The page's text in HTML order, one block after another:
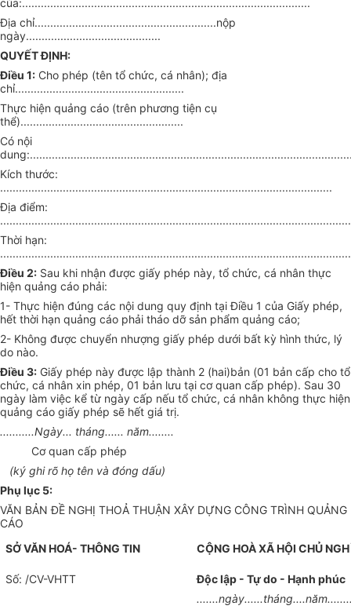
của:............................................................................................
Địa chỉ..........................................................nộp
ngày...........................................
QUYẾT ĐỊNH:
Điều 1: Cho phép (tên tổ chức, cá nhân); địa
chỉ......................................................
Thực hiện quảng cáo (trên phương tiện cụ
thể)....................................................
Có nội
Kích thước:
..........................................................................................................
Địa điểm:
Thời hạn:
Điều 2: Sau khi nhận được giấy phép này, tổ chức, cá nhân thực
hiện quảng cáo phải:
1- Thực hiện đúng các nội dung quy định tại Điều 1 của Giấy phép,
hết thời hạn quảng cáo phải tháo dỡ sản phẩm quảng cáo;
2- Không được chuyển nhượng giấy phép dưới bất kỳ hình thức, lý
do nào.
Điều 3: Giấy phép này được lập thành 2 (hai)bản (01 bản cấp cho tổ
chức, cá nhân xin phép, 01 bản lưu tại cơ quan cấp phép). Sau 30
ngày làm việc kể từ ngày cấp nếu tổ chức, cá nhân không thực hiện
quảng cáo giấy phép sẽ hết giá trị.
...........Ngày... tháng...... năm........
Cơ quan cấp phép
(ký ghi rõ họ tên và đóng dấu)
Phụ lục 5:
VĂN BẢN ĐỀ NGHỊ THOẢ THUẬN XÂY DỰNG CÔNG TRÌNH QUẢNG
CÁO
SỞ VĂN HOÁ- THÔNG TIN
CỘNG HOÀ XÃ HỘI CHỦ
Số: /CV-VHTT
Độc lập - Tự do - Hạnh phúc